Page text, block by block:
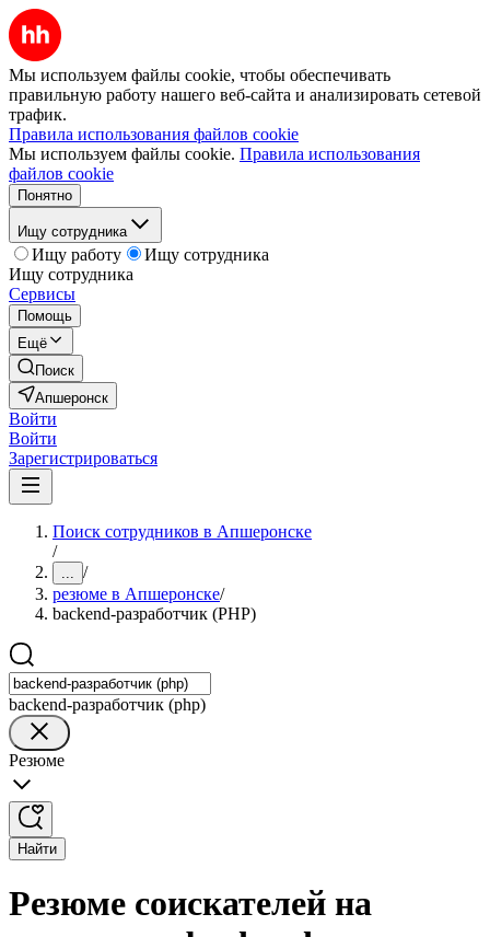
Мы используем файлы cookie, чтобы обеспечивать
правильную работу нашего веб-сайта и анализировать сетевой
трафик.
Правила использования файлов cookie
Мы используем файлы cookie. Правила использования
файлов cookie
Понятно
Ищу сотрудника
Ищу работу
Ищу сотрудника
Ищу сотрудника
Сервисы
Помощь
Ещё
Поиск
Апшеронск
Войти
Войти
Зарегистрироваться
Поиск сотрудников в Апшеронске
/
... /
резюме в Апшеронске/
backend-разработчик (PHP)
backend-разработчик (php)
Резюме
Найти
Резюме соискателей на